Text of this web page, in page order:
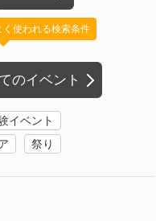
のイベント
く使われる検索条件
イベント
祭り